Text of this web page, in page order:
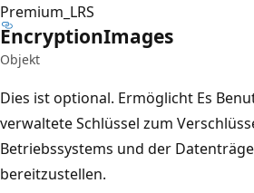
Premium_LRS
EncryptionImages
Objekt
Dies ist optional. Ermöglicht Es
verwaltete Schlüssel zum
Betriebssystems und der
bereitzustellen.